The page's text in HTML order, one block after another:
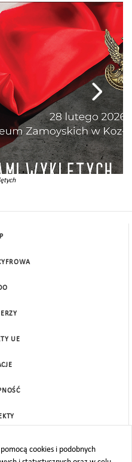
cookies i podobnych
UE